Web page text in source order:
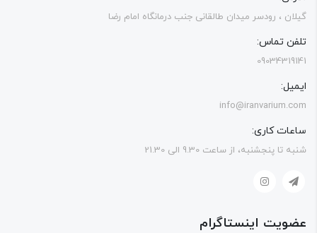
، رودسر میدان طالقانی جنب درمانگاه امام رضا
تماس:
کاری:
تا پنجشنبه، از ساعت 9.30 الی 21.30
اینستاگرام